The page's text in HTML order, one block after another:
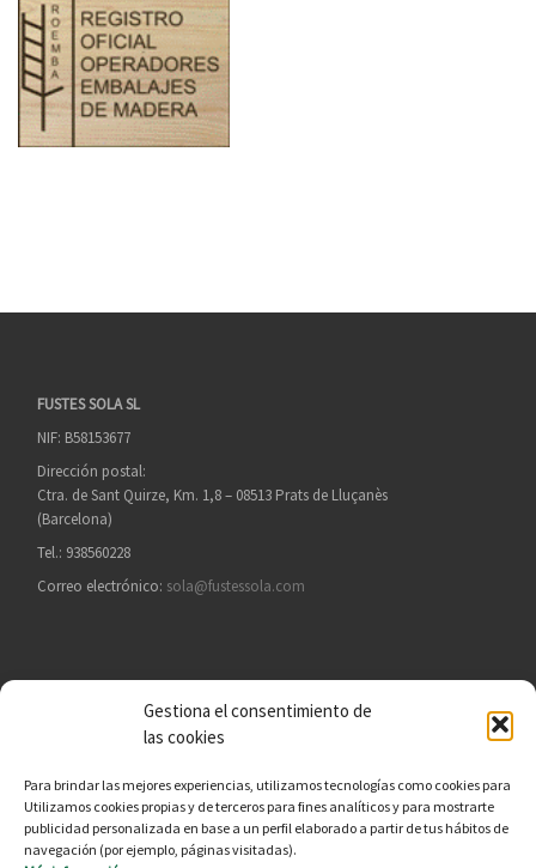
Gestiona el consentimiento de
las cookies
Para brindar las mejores experiencias, utilizamos tecnologías como cookies para
Utilizamos cookies propias y de terceros para fines analíticos y para mostrarte
publicidad personalizada en base a un perfil elaborado a partir de tus hábitos de
navegación (por ejemplo, páginas visitadas).
FUSTES SOLA SL
NIF: B58153677
Dirección postal:
Ctra. de Sant Quirze, Km. 1,8 – 08513 Prats de Lluçanès
(Barcelona)
Tel.: 938560228
Correo electrónico: sola@fustessola.com
Política de CdC